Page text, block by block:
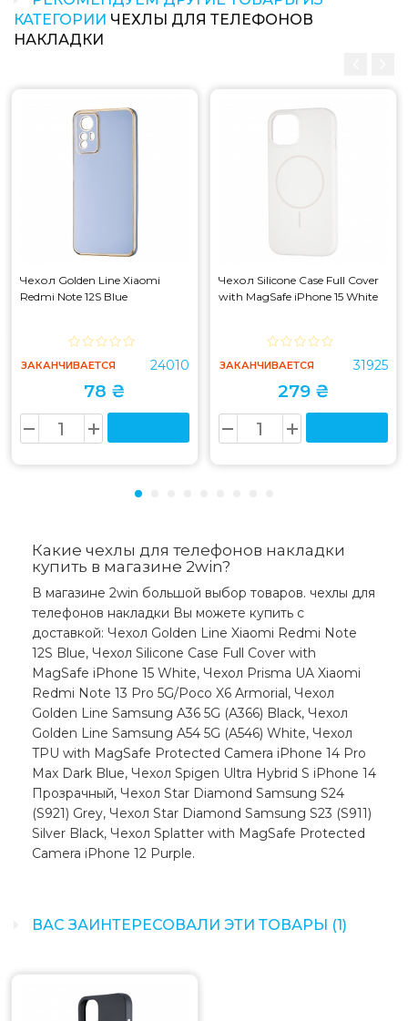
КАТЕГОРИИ ЧЕХЛЫ ДЛЯ ТЕЛЕФОНОВ
НАКЛАДКИ
Чехол Golden Line Xiaomi
Redmi Note 12S Blue
ЗАКАНЧИВАЕТСЯ 24010
78 ₴
Чехол Silicone Case Full Cover
with MagSafe iPhone 15 White
ЗАКАНЧИВАЕТСЯ 31925
279 ₴
Какие чехлы для телефонов накладки
купить в магазине 2win?
В магазине 2win большой выбор товаров. чехлы для
телефонов накладки Вы можете купить с
доставкой: Чехол Golden Line Xiaomi Redmi Note
12S Blue, Чехол Silicone Case Full Cover with
MagSafe iPhone 15 White, Чехол Prisma UA Xiaomi
Redmi Note 13 Pro 5G/Poco X6 Armorial, Чехол
Golden Line Samsung A36 5G (A366) Black, Чехол
Golden Line Samsung A54 5G (A546) White, Чехол
TPU with MagSafe Protected Camera iPhone 14 Pro
Max Dark Blue, Чехол Spigen Ultra Hybrid S iPhone 14
Прозрачный, Чехол Star Diamond Samsung S24
(S921) Grey, Чехол Star Diamond Samsung S23 (S911)
Silver Black, Чехол Splatter with MagSafe Protected
Camera iPhone 12 Purple.
ВАС ЗАИНТЕРЕСОВАЛИ ЭТИ ТОВАРЫ (1)